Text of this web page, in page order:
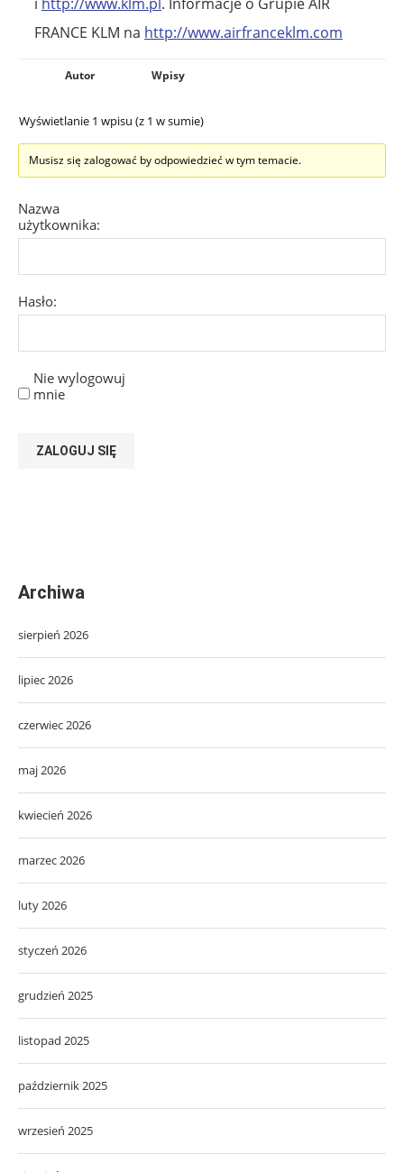
FRANCE KLM na http://www.airfranceklm.com
Autor Wpisy
Wyświetlanie 1 wpisu (z 1 w sumie)
Musisz się zalogować by odpowiedzieć w tym temacie.
Nazwa
użytkownika:
Hasło:
Nie wylogowuj
mnie
ZALOGUJ SIĘ
Archiwa
sierpień 2026
lipiec 2026
czerwiec 2026
maj 2026
kwiecień 2026
marzec 2026
luty 2026
styczeń 2026
grudzień 2025
listopad 2025
październik 2025
wrzesień 2025